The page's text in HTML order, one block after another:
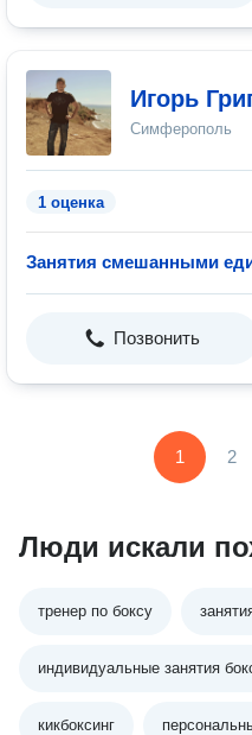
Игорь
Симферополь
1 оценка
Занятия смешанными
Позвонить
1 2
Люди искали
тренер по боксу
индивидуальные занятия
кикбоксинг